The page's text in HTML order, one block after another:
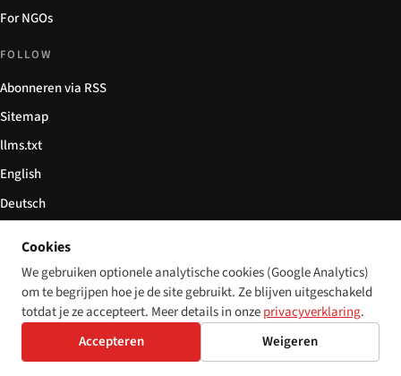
For NGOs
FOLLOW
Abonneren via RSS
Sitemap
llms.txt
English
Deutsch
Български
简体中文
Cookies
We gebruiken optionele analytische cookies (Google Analytics)
om te begrijpen hoe je de site gebruikt. Ze blijven uitgeschakeld
totdat je ze accepteert. Meer details in onzeprivacyverklaring.
Accepteren
Weigeren